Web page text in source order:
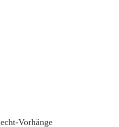
Vorhänge